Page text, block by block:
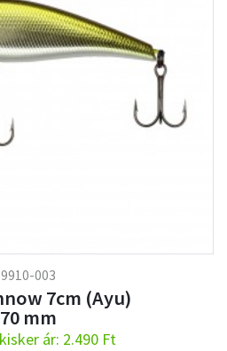
9910-003
7cm (Ayu)
70 mm
ár: 2.490 Ft